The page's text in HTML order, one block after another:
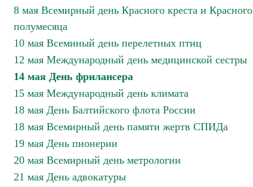
8 мая Всемирный день Красного креста и Красного
полумесяца
10 мая Всеминый день перелетных птиц
12 мая Международный день медицинской сестры
14 мая День фрилансера
15 мая Международный день климата
18 мая День Балтийского флота России
18 мая Всемирный день памяти жертв СПИДа
19 мая День пионерии
20 мая Всемирный день метрологии
21 мая День адвокатуры